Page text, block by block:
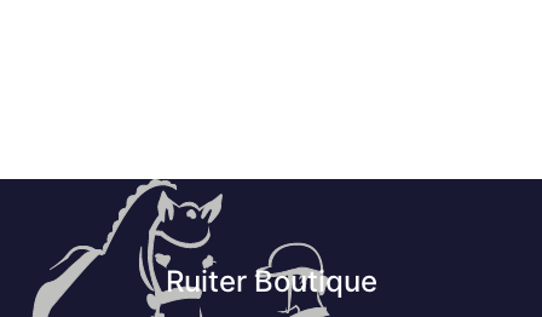
Ruiter Boutique